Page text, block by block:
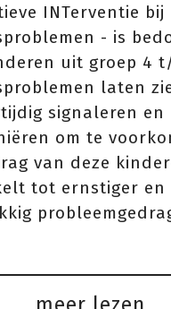
INTerventie bij
- is
uit groep 4
laten
signaleren en
om te
van deze
tot ernstiger en